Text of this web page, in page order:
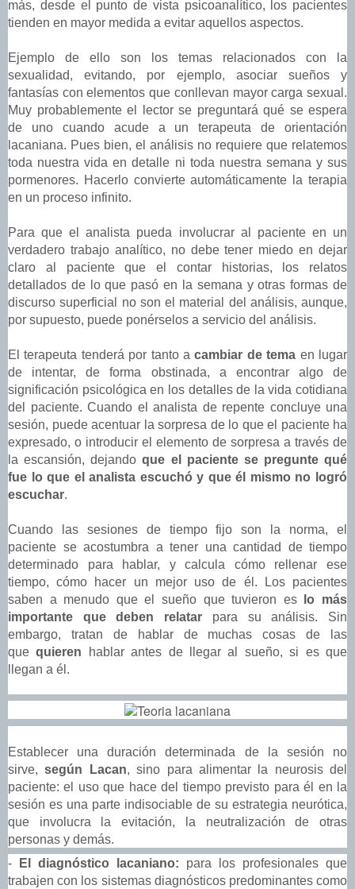
más, desde el punto de vista psicoanalítico, los pacientes
tienden en mayor medida a evitar aquellos aspectos.
Ejemplo de ello son los temas relacionados con la
sexualidad, evitando, por ejemplo, asociar sueños y
fantasías con elementos que conllevan mayor carga sexual.
Muy probablemente el lector se preguntará qué se espera
de uno cuando acude a un terapeuta de orientación
lacaniana. Pues bien, el análisis no requiere que relatemos
toda nuestra vida en detalle ni toda nuestra semana y sus
pormenores. Hacerlo convierte automáticamente la terapia
en un proceso infinito.
Para que el analista pueda involucrar al paciente en un
verdadero trabajo analítico, no debe tener miedo en dejar
claro al paciente que el contar historias, los relatos
detallados de lo que pasó en la semana y otras formas de
discurso superficial no son el material del análisis, aunque,
por supuesto, puede ponérselos a servicio del análisis.
El terapeuta tenderá por tanto acambiar de tema en lugar
de intentar, de forma obstinada, a encontrar algo de
significación psicológica en los detalles de la vida cotidiana
del paciente. Cuando el analista de repente concluye una
sesión, puede acentuar la sorpresa de lo que el paciente ha
expresado, o introducir el elemento de sorpresa a través de
la escansión, dejandoque el paciente se pregunte qué
fue lo que el analista escuchó y que él mismo no logró
escuchar.
Cuando las sesiones de tiempo fijo son la norma, el
paciente se acostumbra a tener una cantidad de tiempo
determinado para hablar, y calcula cómo rellenar ese
tiempo, cómo hacer un mejor uso de él. Los pacientes
saben a menudo que el sueño que tuvieron es
lo más
importante que deben relatar para su análisis. Sin
embargo, tratan de hablar de muchas cosas de las
quequieren hablar antes de llegar al sueño, si es que
llegan a él.
Establecer una duración determinada de la sesión no
sirve,según Lacan, sino para alimentar la neurosis del
paciente: el uso que hace del tiempo previsto para él en la
sesión es una parte indisociable de su estrategia neurótica,
que involucra la evitación, la neutralización de otras
personas y demás.
-
El diagnóstico lacaniano: para los profesionales que
trabajen con los sistemas diagnósticos predominantes como